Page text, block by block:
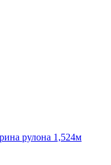
рулона 1,524м